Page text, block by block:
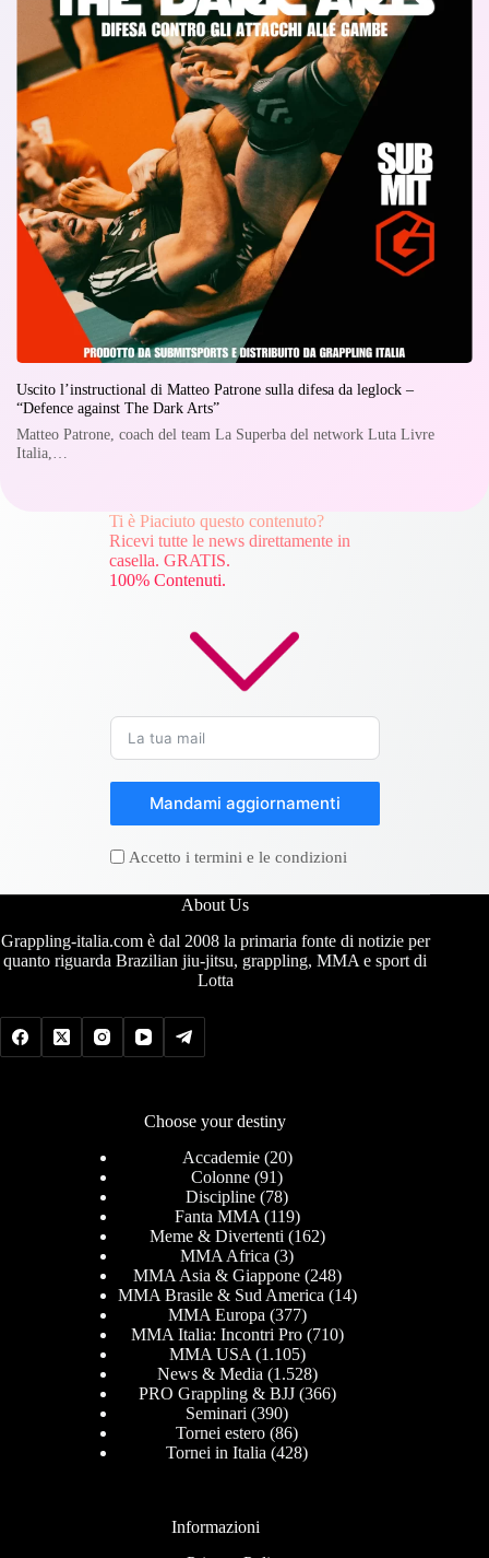
Uscito l’instructional di Matteo Patrone sulla difesa da leglock –
“Defence against The Dark Arts”
Matteo Patrone, coach del team La Superba del network Luta Livre
Italia,…
Ti è Piaciuto questo contenuto?
Ricevi tutte le news direttamente in
casella. GRATIS.
100% Contenuti.
Mandami aggiornamenti
Accetto i termini e le condizioni
About Us
Grappling-italia.com è dal 2008 la primaria fonte di notizie per
quanto riguarda Brazilian jiu-jitsu, grappling, MMA e sport di
Lotta
Choose your destiny
Accademie(20)
Colonne (91)
Discipline (78)
Fanta MMA (119)
Meme & Divertenti (162)
MMA Africa (3)
MMA Asia & Giappone(248)
MMA Brasile & Sud America (14)
MMA Europa (377)
MMA Italia: Incontri Pro(710)
MMA USA (1.105)
News & Media (1.528)
PRO Grappling & BJJ(366)
Seminari (390)
Tornei estero (86)
Tornei in Italia (428)
Informazioni